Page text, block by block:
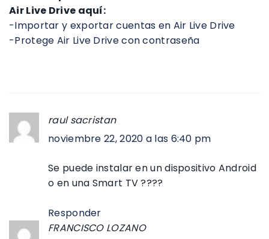
Air Live Drive aquí:
-Importar y exportar cuentas en Air Live Drive
-Protege Air Live Drive con contraseña
raul sacristan
noviembre 22, 2020 a las 6:40 pm
Se puede instalar en un dispositivo Android
o en una Smart TV ????
Responder
FRANCISCO LOZANO